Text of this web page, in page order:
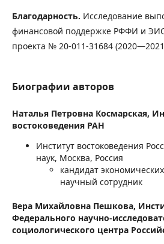
Благодарность. Исследование
финансовой поддержке РФФИ и
проекта № 20-011-31684 (2020—2021
Биографии авторов
Наталья Петровна Космарская,
востоковедения РАН
Институт востоковедения
наук, Москва, Россия
кандидат
научный сотрудник
Вера Михайловна Пешкова,
Федерального научно-
социологического центра